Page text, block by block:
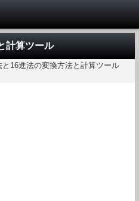
計算ツール
と16進法の変換方法と計算ツール